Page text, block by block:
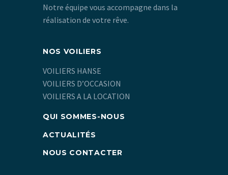
Notre équipe vous accompagne dans la
réalisation de votre rêve.
NOS VOILIERS
VOILIERS HANSE
VOILIERS D’OCCASION
VOILIERS A LA LOCATION
QUI SOMMES-NOUS
ACTUALITÉS
NOUS CONTACTER